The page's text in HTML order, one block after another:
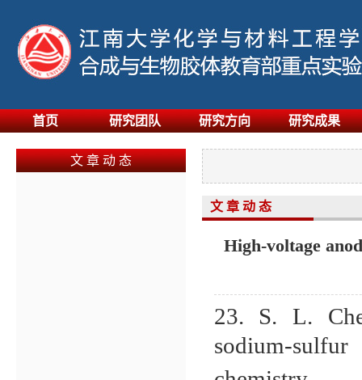
首页 研究团队 研究方向 研究成果
文 章 动 态
文 章 动 态
High-voltage
23.
S. L.
sodium-